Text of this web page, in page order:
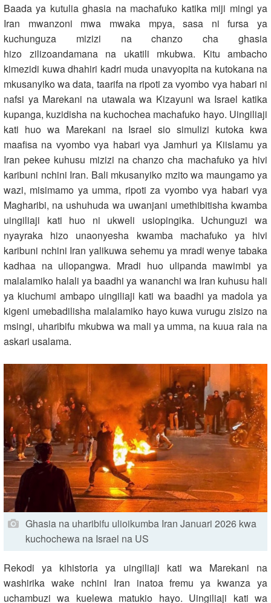
Baada ya kutulia ghasia na machafuko katika miji mingi ya
Iran mwanzoni mwa mwaka mpya, sasa ni fursa ya
kuchunguza mizizi na chanzo cha ghasia
hizo zilizoandamana na ukatili mkubwa. Kitu ambacho
kimezidi kuwa dhahiri kadri muda unavyopita na kutokana na
mkusanyiko wa data, taarifa na ripoti za vyombo vya habari ni
nafsi ya Marekani na utawala wa Kizayuni wa Israel katika
kupanga, kuzidisha na kuchochea machafuko hayo. Uingiliaji
kati huo wa Marekani na Israel sio simulizi kutoka kwa
maafisa na vyombo vya habari vya Jamhuri ya Kiislamu ya
Iran pekee kuhusu mizizi na chanzo cha machafuko ya hivi
karibuni nchini Iran. Bali mkusanyiko mzito wa maungamo ya
wazi, misimamo ya umma, ripoti za vyombo vya habari vya
Magharibi, na ushuhuda wa uwanjani umethibitisha kwamba
uingiliaji kati huo ni ukweli usiopingika. Uchunguzi wa
nyayraka hizo unaonyesha kwamba machafuko ya hivi
karibuni nchini Iran yalikuwa sehemu ya mradi wenye tabaka
kadhaa na uliopangwa. Mradi huo ulipanda mawimbi ya
malalamiko halali ya baadhi ya wananchi wa Iran kuhusu hali
ya kiuchumi ambapo uingiliaji kati wa baadhi ya madola ya
kigeni umebadilisha malalamiko hayo kuwa vurugu zisizo na
msingi, uharibifu mkubwa wa mali ya umma, na kuua raia na
askari usalama.
Ghasia na uharibifu ulioikumba Iran Januari 2026 kwa
kuchochewa na Israel na US
Rekodi ya kihistoria ya uingiliaji kati wa Marekani na
washirika wake nchini Iran inatoa fremu ya kwanza ya
uchambuzi wa kuelewa matukio hayo. Uingiliaji kati wa